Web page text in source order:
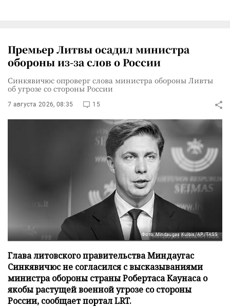
Премьер Литвы осадил министра
обороны из-за слов о России
Синкявичюс опроверг слова министра обороны Ливты
об угрозе со стороны России
7 августа 2026, 08:35 15
Фото: Mindaugas Kulbis/AP/TASS
Глава литовского правительства Миндаугас
Синкявичюс не согласился с высказываниями
министра обороны страны Робертаса Каунаса о
якобы растущей военной угрозе со стороны
России, сообщает портал LRT.